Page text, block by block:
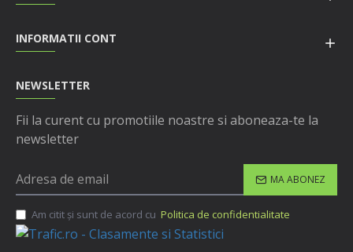
INFORMATII CONT
NEWSLETTER
Fii la curent cu promotiile noastre si aboneaza-te la
newsletter
MA ABONEZ
Am citit şi sunt de acord cu Politica de confidentialitate